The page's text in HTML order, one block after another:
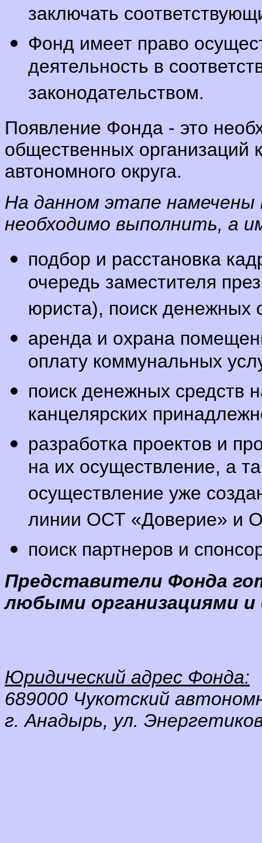
заключать
Фонд имеет право
деятельность в
законодательством.
Появление Фонда - это
общественных организаций
автономного округа.
На данном этапе намечены
необходимо выполнить, а
подбор и расстановка
очередь заместителя
юриста), поиск денежных
аренда и охрана
оплату коммунальных
поиск денежных средств
канцелярских
разработка проектов и
на их осуществление, а
осуществление уже
линии ОСТ «Доверие» и
поиск партнеров и
Представители Фонда
любыми организациями
Юридический адрес Фонда:
689000 Чукотский
г. Анадырь, ул.